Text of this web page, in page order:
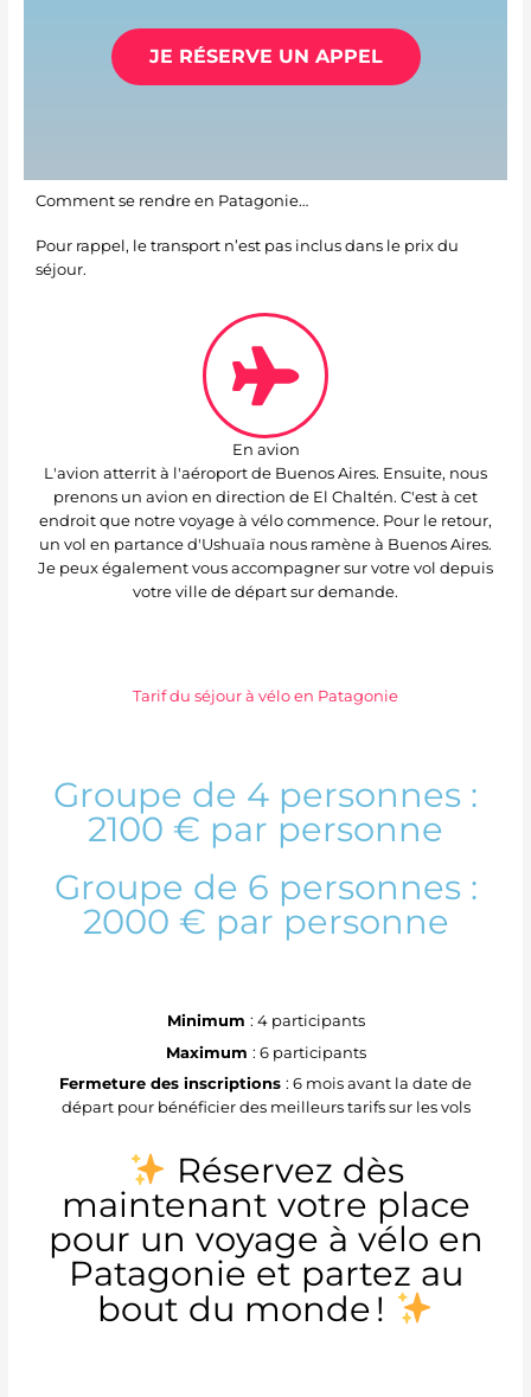
JE RÉSERVE UN APPEL
Comment se rendre en Patagonie…
Pour rappel, le transport n’est pas inclus dans le prix du
séjour.
En avion
L'avion atterrit à l'aéroport de Buenos Aires. Ensuite, nous
prenons un avion en direction de El Chaltén. C'est à cet
endroit que notre voyage à vélo commence. Pour le retour,
un vol en partance d'Ushuaïa nous ramène à Buenos Aires.
Je peux également vous accompagner sur votre vol depuis
votre ville de départ sur demande.
Tarif du séjour à vélo en Patagonie
Groupe de 4 personnes :
2100 € par personne
Groupe de 6 personnes :
2000 € par personne
Minimum : 4 participants
Maximum : 6 participants
Fermeture des inscriptions : 6 mois avant la date de
départ pour bénéficier des meilleurs tarifs sur les vols
Réservez dès
maintenant votre place
pour un voyage à vélo en
Patagonie et partez au
bout du monde !